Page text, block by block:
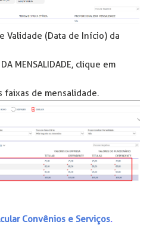
Validade (Data de Início) da
MENSALIDADE, clique em
faixas de mensalidade.
Convênios e Serviços.